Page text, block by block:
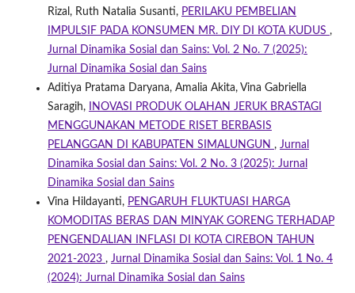
Rizal, Ruth Natalia Susanti, PERILAKU PEMBELIAN
IMPULSIF PADA KONSUMEN MR. DIY DI KOTA KUDUS ,
Jurnal Dinamika Sosial dan Sains: Vol. 2 No. 7 (2025):
Jurnal Dinamika Sosial dan Sains
Aditiya Pratama Daryana, Amalia Akita, Vina Gabriella
Saragih,
INOVASI PRODUK OLAHAN JERUK BRASTAGI
MENGGUNAKAN METODE RISET BERBASIS
PELANGGAN DI KABUPATEN SIMALUNGUN , Jurnal
Dinamika Sosial dan Sains: Vol. 2 No. 3 (2025): Jurnal
Dinamika Sosial dan Sains
Vina Hildayanti, PENGARUH FLUKTUASI HARGA
KOMODITAS BERAS DAN MINYAK GORENG TERHADAP
PENGENDALIAN INFLASI DI KOTA CIREBON TAHUN
2021-2023 , Jurnal Dinamika Sosial dan Sains: Vol. 1 No. 4
(2024): Jurnal Dinamika Sosial dan Sains